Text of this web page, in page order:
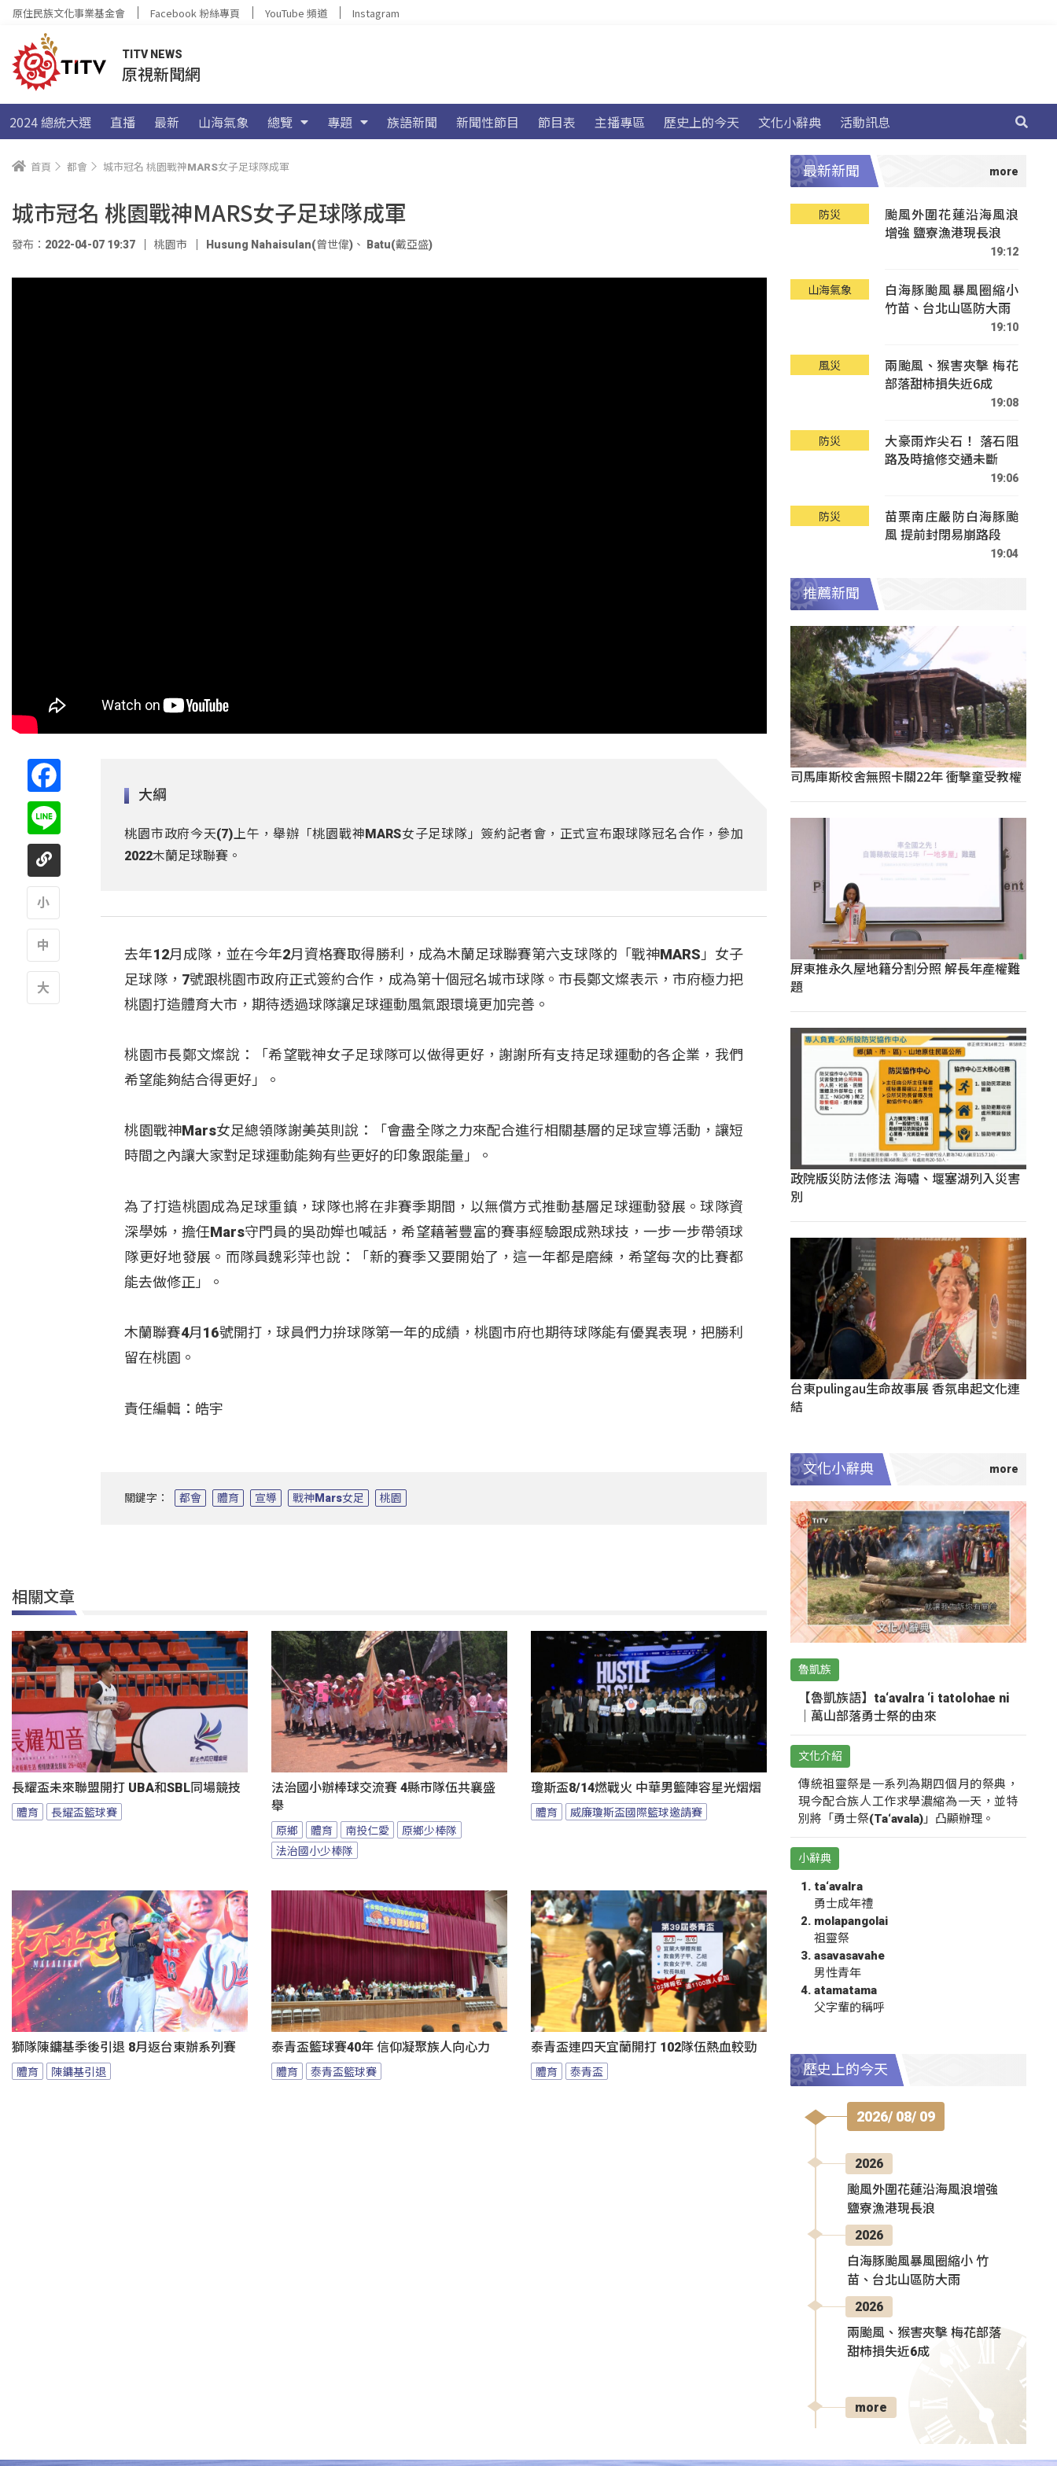
原住民族文化事業基金會 Facebook 粉絲專頁 YouTube 頻道 Instagram
TITV NEWS
原視新聞網
2024 總統大選 直播 最新 山海氣象 總覽 專題 族語新聞 新聞性節目 節目表 主播專區 歷史上的今天 文化小辭典 活動訊息
首頁 都會 城市冠名 桃園戰神MARS女子足球隊成軍
城市冠名 桃園戰神MARS女子足球隊成軍
發布：2022-04-07 19:37 桃園市 Husung Nahaisulan(曾世偉) 、 Batu(戴亞盛)
大綱
桃園市政府今天(7)上午，舉辦「桃園戰神MARS女子足球隊」簽約記者會，正式宣布跟球隊冠名合作，參加
2022木蘭足球聯賽。
去年12月成隊，並在今年2月資格賽取得勝利，成為木蘭足球聯賽第六支球隊的「戰神MARS」女子
足球隊，7號跟桃園市政府正式簽約合作，成為第十個冠名城市球隊。市長鄭文燦表示，市府極力把
桃園打造體育大市，期待透過球隊讓足球運動風氣跟環境更加完善。
桃園市長鄭文燦說：「希望戰神女子足球隊可以做得更好，謝謝所有支持足球運動的各企業，我們
希望能夠結合得更好」。
桃園戰神Mars女足總領隊謝美英則說：「會盡全隊之力來配合進行相關基層的足球宣導活動，讓短
時間之內讓大家對足球運動能夠有些更好的印象跟能量」。
為了打造桃園成為足球重鎮，球隊也將在非賽季期間，以無償方式推動基層足球運動發展。球隊資
深學姊，擔任Mars守門員的吳劭嬅也喊話，希望藉著豐富的賽事經驗跟成熟球技，一步一步帶領球
隊更好地發展。而隊員魏彩萍也說：「新的賽季又要開始了，這一年都是磨練，希望每次的比賽都
能去做修正」。
木蘭聯賽4月16號開打，球員們力拚球隊第一年的成績，桃園市府也期待球隊能有優異表現，把勝利
留在桃園。
責任編輯：皓宇
關鍵字： 都會 體育 宣導 戰神Mars女足 桃園
相關文章
長耀盃未來聯盟開打 UBA和SBL同場競技
體育 長耀盃籃球賽
法治國小辦棒球交流賽 4縣市隊伍共襄盛
舉
原鄉 體育 南投仁愛
原鄉少棒隊
法治國小少棒隊
瓊斯盃8/14燃戰火 中華男籃陣容星光熠熠
體育 威廉瓊斯盃國際籃球邀請賽
獅隊陳鏞基季後引退 8月返台東辦系列賽
體育 陳鏞基引退
泰青盃籃球賽40年 信仰凝聚族人向心力
體育 泰青盃籃球賽
泰青盃連四天宜蘭開打 102隊伍熱血較勁
體育 泰青盃
最新新聞
防災
颱風外圍花蓮沿海風浪
增強 鹽寮漁港現長浪
19:12
山海氣象
白海豚颱風暴風圈縮小
竹苗、台北山區防大雨
19:10
風災
兩颱風、猴害夾擊 梅花
部落甜柿損失近6成
19:08
防災
大豪雨炸尖石！ 落石阻
路及時搶修交通未斷
19:06
防災
苗栗南庄嚴防白海豚颱
風 提前封閉易崩路段
19:04
推薦新聞
司馬庫斯校舍無照卡關22年 衝擊童受教權
屏東推永久屋地籍分割分照 解長年產權難
題
政院版災防法修法 海嘯、堰塞湖列入災害
別
台東pulingau生命故事展 香氛串起文化連
結
文化小辭典
魯凱族
【魯凱族語】ta‘avalra ‘i tatolohae ni
｜萬山部落勇士祭的由來
文化介紹
傳統祖靈祭是一系列為期四個月的祭典，
現今配合族人工作求學濃縮為一天，並特
別將「勇士祭(Ta‘avala)」凸顯辦理。
小辭典
ta‘avalra
勇士成年禮
molapangolai
祖靈祭
asavasavahe
男性青年
atamatama
父字輩的稱呼
歷史上的今天
2026/ 08/ 09
2026
颱風外圍花蓮沿海風浪增強
鹽寮漁港現長浪
2026
白海豚颱風暴風圈縮小 竹
苗、台北山區防大雨
2026
兩颱風、猴害夾擊 梅花部落
甜柿損失近6成
more